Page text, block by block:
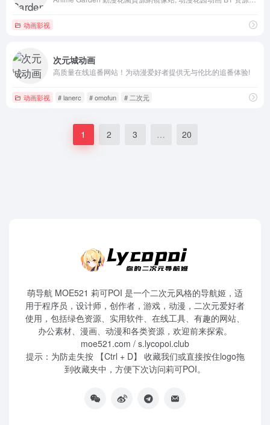
动画影视
次元城动画
高质量在线追番网站！为动漫爱好者提供无与伦比的追番体验!
动画影视 # lanerc # omofun # 二次元
1 2 3 … 20
萌导航 MOE521 莉可POI 是一个二次元风格的导航姬，适
用于程序员，设计师，创作者，游戏，动漫，二次元爱好者
使用，包括绿色资源、实用软件、在线工具、有趣的网站、
办公素材、漫画、动漫和各类资源，欢迎前来探索。
moe521.com / s.lycopoi.club
提示：为防走失按 【Ctrl + D】 收藏我们或直接按住logo拖
到收藏夹中，方便下次访问莉可POI。